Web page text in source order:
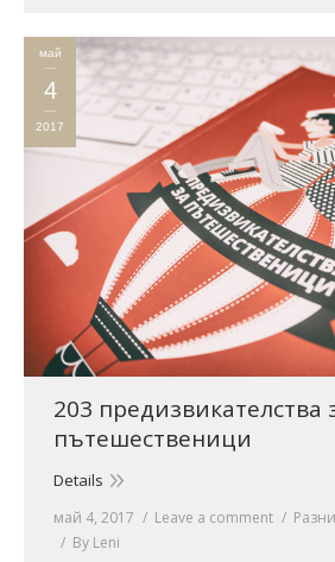
май
4
2017
203 предизвикателства
пътешественици
Details
май 4, 2017 Leave a comment
By Leni